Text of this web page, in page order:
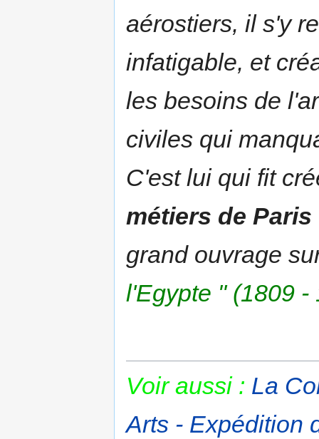
aérostiers, il s'y
infatigable, et
les besoins de
civiles qui
C'est lui qui fit
métiers de Paris
grand ouvrage
l'Egypte " (1809 -
Voir aussi : La
Arts - Expédition